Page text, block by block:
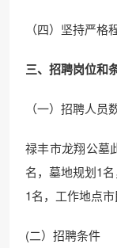
（四）坚持严格
三、招聘岗位和
（一）招聘人员
禄丰市龙翔公墓
名，墓地规划1
1名，工作地点市
(二）招聘条件